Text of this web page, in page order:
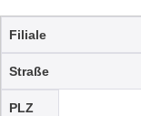
Filiale
Straße
PLZ